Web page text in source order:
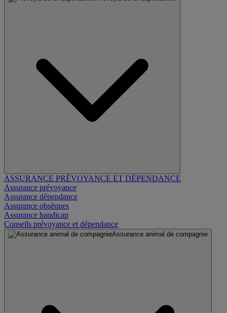
ASSURANCE PRÉVOYANCE ET DÉPENDANCE
Assurance prévoyance
Assurance dépendance
Assurance obsèques
Assurance handicap
Conseils prévoyance et dépendance
Assurance animal de compagnie